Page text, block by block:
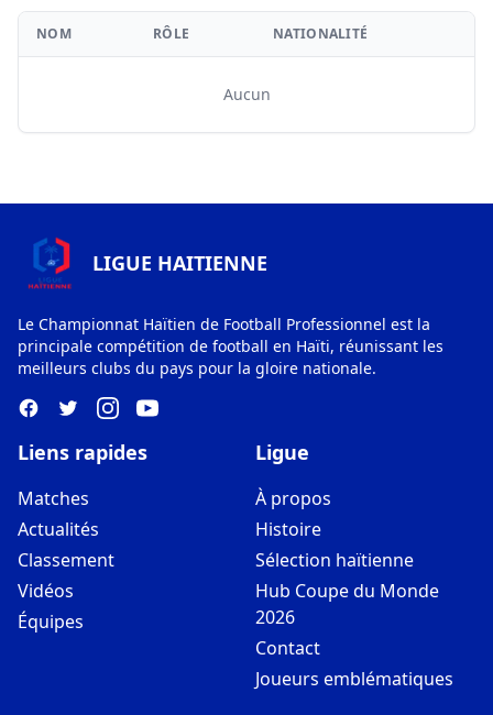
NOM RÔLE NATIONALITÉ
Aucun
LIGUE HAITIENNE
Le Championnat Haïtien de Football Professionnel est la
principale compétition de football en Haïti, réunissant les
meilleurs clubs du pays pour la gloire nationale.
Liens rapides
Matches
Actualités
Classement
Vidéos
Équipes
Ligue
À propos
Histoire
Sélection haïtienne
Hub Coupe du Monde
2026
Contact
Joueurs emblématiques